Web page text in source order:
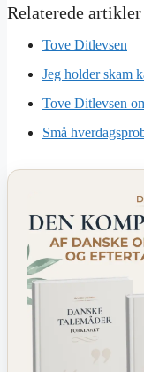
Tove Ditlevsen
Jeg holder skam
Tove Ditlevsen
Små